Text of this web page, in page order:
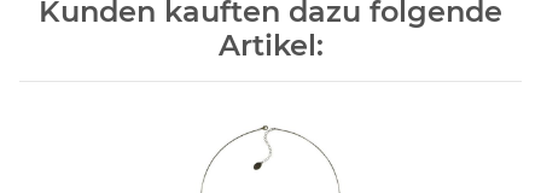
Kunden kauften dazu folgende
Artikel: